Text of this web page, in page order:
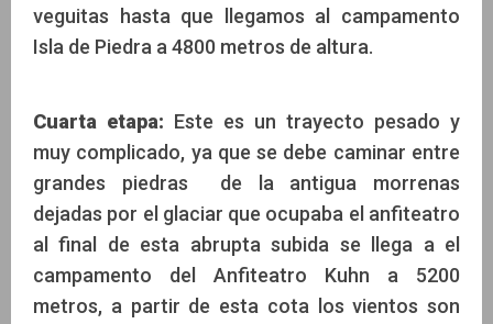
veguitas hasta que llegamos al campamento
Isla de Piedra a 4800 metros de altura.
Cuarta etapa: Este es un trayecto pesado y
muy complicado, ya que se debe caminar entre
grandes piedras de la antigua morrenas
dejadas por el glaciar que ocupaba el anfiteatro
al final de esta abrupta subida se llega a el
campamento del Anfiteatro Kuhn a 5200
metros, a partir de esta cota los vientos son